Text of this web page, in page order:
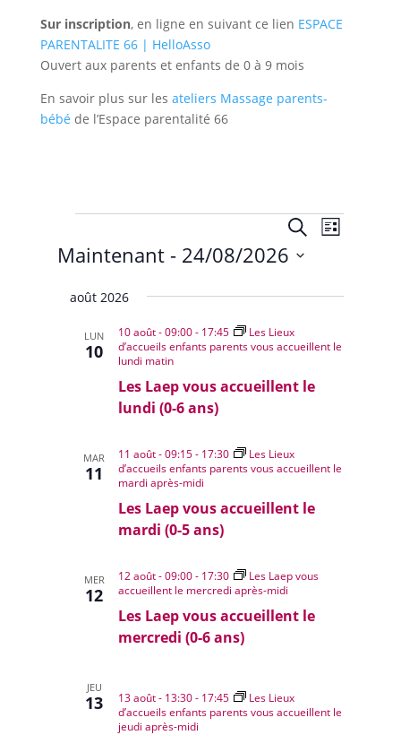
Sur inscription, en ligne en suivant ce lien ESPACE
PARENTALITE 66 | HelloAsso
Ouvert aux parents et enfants de 0 à 9 mois
En savoir plus sur les ateliers Massage parents-
bébé de l’Espace parentalité 66
Évènements Recherche
et
navigation
de
Recherche
de
Liste
Maintenant - 24/08/2026
une
août 2026
LUN
10
Les Laep vous accueillent le
lundi (0-6 ans)
10 août - 09:00- 17:45
Les Lieux
d’accueils enfants parents vous accueillent le
lundi matin
MAR
11
Les Laep vous accueillent le
mardi (0-5 ans)
11 août - 09:15- 17:30
Les Lieux
d’accueils enfants parents vous accueillent le
mardi après-midi
MER
12
Les Laep vous accueillent le
mercredi (0-6 ans)
12 août - 09:00- 17:30
Les Laep vous
accueillent le mercredi après-midi
JEU
13 13 août - 13:30- 17:45
Les Lieux
d’accueils enfants parents vous accueillent le
jeudi après-midi